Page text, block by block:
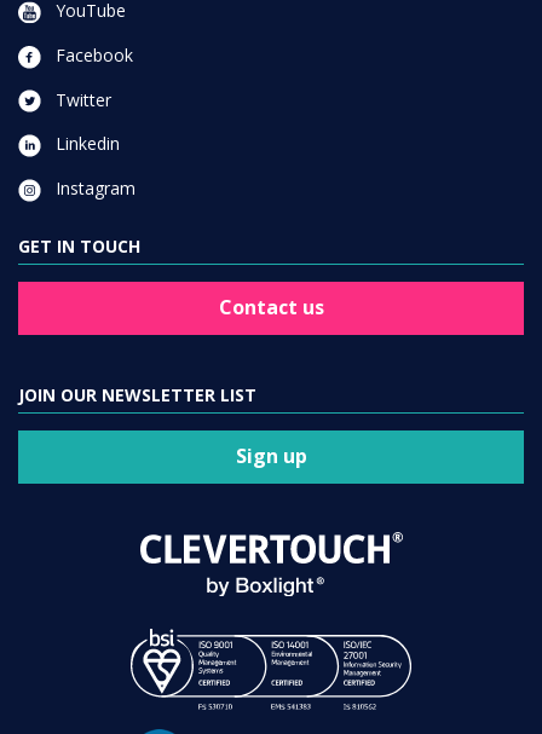
YouTube
Facebook
Twitter
Linkedin
Instagram
GET IN TOUCH
Contact us
JOIN OUR NEWSLETTER LIST
Sign up